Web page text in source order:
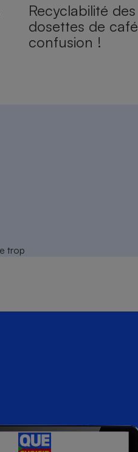
Recyclabilité
dosettes de
confusion !